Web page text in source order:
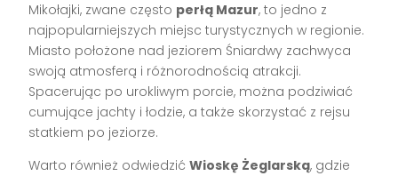
Mikołajki, zwane często perłą Mazur, to jedno z
najpopularniejszych miejsc turystycznych w regionie.
Miasto położone nad jeziorem Śniardwy zachwyca
swoją atmosferą i różnorodnością atrakcji.
Spacerując po urokliwym porcie, można podziwiać
cumujące jachty i łodzie, a także skorzystać z rejsu
statkiem po jeziorze.
Warto również odwiedzićWioskę Żeglarską, gdzie